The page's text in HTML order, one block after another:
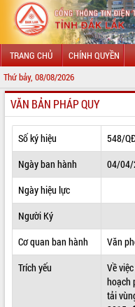
TRANG CHỦ CHÍNH QUYỀN
Thứ bảy, 08/08/2026
GIỚI THIỆU
LÃNH ĐẠO UBND TỈNH
TIN TỨC SỰ KIỆN
SỞ, BAN, NGÀNH
UBND CÁC XÃ, PHƯỜNG
THÔNG TIN CHỈ ĐẠO ĐIỀU HÀNH
HỆ THỐNG VĂN BẢN
VĂN BẢN PHÁP QUY
Số ký hiệu
548/
Ngày ban hành
04/04/
Ngày hiệu lực
Người Ký
Cơ quan ban hành
Văn
Trích yếu
Về
hoạch
tải